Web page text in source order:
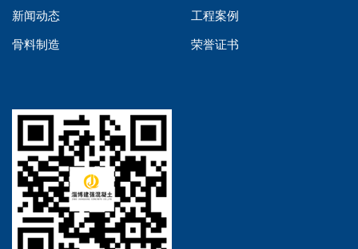
新闻动态
骨料制造
工程案例
荣誉证书